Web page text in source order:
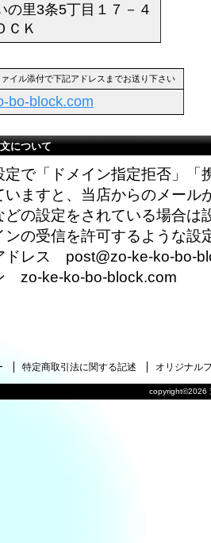
の里3条5丁目１７－４
ＣＫ
イル添付で下記アドレスまでお送り下さい
bo-block.com
について
定で「ドメイン指定拒否」
いますと、当店からのメール
どの設定をされている場合は
ンの受信を許可するような設
ドレス post@zo-ke-ko-bo-
zo-ke-ko-bo-block.com
copyright©2026
特定商取引法に関する記述 オリジナル